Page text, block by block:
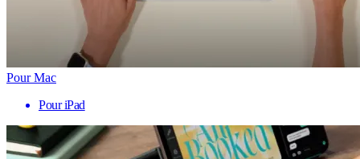
Pour Mac
Pour iPad